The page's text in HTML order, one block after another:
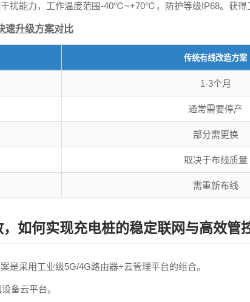
扰能力，工作温度范围-40℃~+70℃，防护等级IP68。获得
速升级方案对比
传统有线改造方案
1-3个月
通常需要停产
部分需更换
取决于布线质量
需重新布线
如何实现充电桩的稳定联网与高效管
是采用工业级5G/4G路由器+云管理平台的组合。
备云平台。